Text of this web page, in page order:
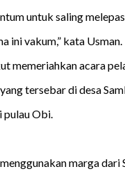
untuk saling
ini vakum,” kata Usman.
memeriahkan acara
tersebar di desa
pulau Obi.
marga dari